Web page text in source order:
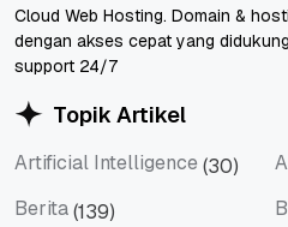
Cloud Web Hosting. Domain &
dengan akses cepat yang
support 24/7
Topik Artikel
Artificial Intelligence (30)
Berita(139)